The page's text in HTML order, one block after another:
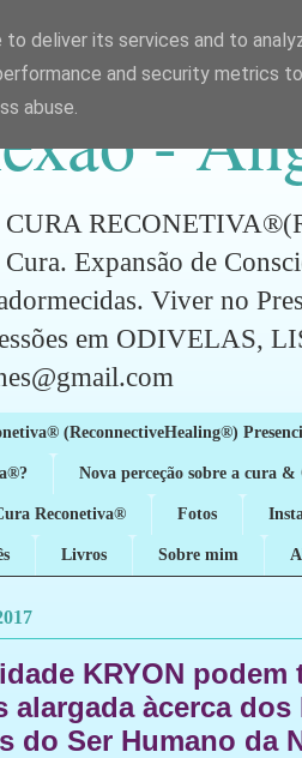
-
Expansão de
Viver no
em ODIVELAS,
(ReconnectiveHealing®)
Nova perceção sobre a cura &
Reconetiva® Fotos
Livros Sobre mim
KRYON podem
alargada àcerca
do Ser Humano da
deliver its services and to
and security metrics
abuse.